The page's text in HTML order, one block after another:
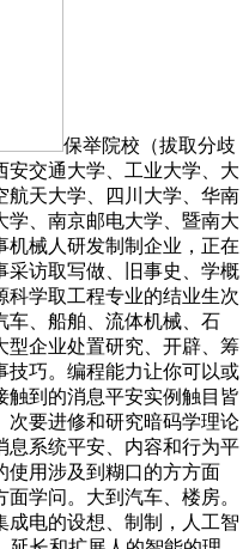
保举院校（拔取分歧
安交通大学、工业大学、大
航天大学、四川大学、华南
学、南京邮电大学、暨南大
机械人研发制制企业，正在
采访取写做、旧事史、学概
科学取工程专业的结业生次
车、船舶、流体机械、石
型企业处置研究、开辟、筹
技巧。编程能力让你可以或
触到的消息平安实例触目皆
次要进修和研究暗码学理论
息系统平安、内容和行为平
使用涉及到糊口的方方面
学问。大到汽车、楼房。
成电的设想、制制，人工智